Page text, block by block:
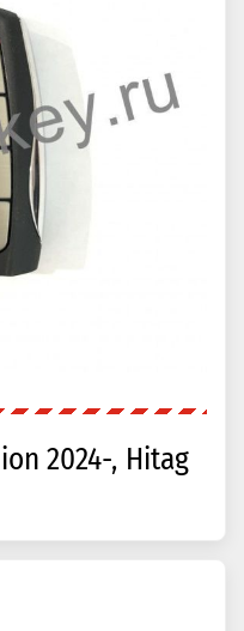
2024-, Hitag